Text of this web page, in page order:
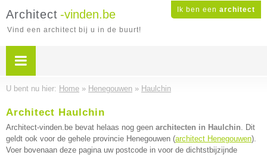
Ik ben een architect
Architect -vinden.be
Vind een architect bij u in de buurt!
U bent nu hier: Home » Henegouwen » Haulchin
Architect Haulchin
Architect-vinden.be bevat helaas nog geen architecten in Haulchin. Dit
geldt ook voor de gehele provincie Henegouwen (architect Henegouwen).
Voer bovenaan deze pagina uw postcode in voor de dichtstbijzijnde